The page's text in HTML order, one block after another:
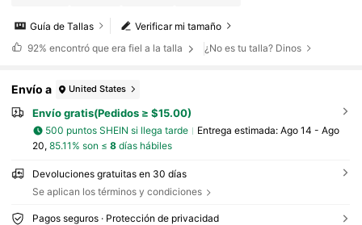
Verificar mi tamaño
Guía de Tallas
92% encontró que era fiel a la talla ¿No es tu talla? Dinos
Envío a United States
Envío gratis(Pedidos ≥ $15.00)
500 puntos SHEIN si llega tarde Entrega estimada: Ago 14 - Ago
20, 85.11% son ≤ 8días hábiles
Devoluciones gratuitas en 30 días
Se aplican los términos y condiciones
Pagos seguros · Protección de privacidad